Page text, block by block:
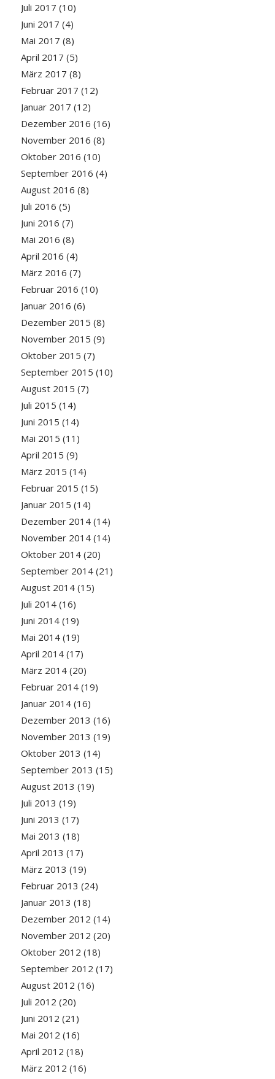
Juli 2017 (10)
Juni 2017 (4)
Mai 2017 (8)
April 2017 (5)
März 2017 (8)
Februar 2017 (12)
Januar 2017 (12)
Dezember 2016 (16)
November 2016 (8)
Oktober 2016 (10)
September 2016 (4)
August 2016 (8)
Juli 2016 (5)
Juni 2016 (7)
Mai 2016 (8)
April 2016 (4)
März 2016 (7)
Februar 2016 (10)
Januar 2016 (6)
Dezember 2015 (8)
November 2015 (9)
Oktober 2015 (7)
September 2015 (10)
August 2015 (7)
Juli 2015 (14)
Juni 2015 (14)
Mai 2015 (11)
April 2015 (9)
März 2015 (14)
Februar 2015 (15)
Januar 2015 (14)
Dezember 2014(14)
November 2014(14)
Oktober 2014(20)
September 2014(21)
August 2014(15)
Juli 2014(16)
Juni 2014(19)
Mai 2014(19)
April 2014(17)
März 2014(20)
Februar 2014(19)
Januar 2014(16)
Dezember 2013 (16)
November 2013 (19)
Oktober 2013 (14)
September 2013 (15)
August 2013 (19)
Juli 2013 (19)
Juni 2013 (17)
Mai 2013 (18)
April 2013 (17)
März 2013 (19)
Februar 2013 (24)
Januar 2013 (18)
Dezember 2012 (14)
November 2012 (20)
Oktober 2012 (18)
September 2012 (17)
August 2012 (16)
Juli 2012 (20)
Juni 2012 (21)
Mai 2012 (16)
April 2012 (18)
März 2012 (16)